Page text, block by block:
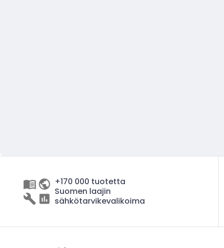
+170 000 tuotetta
Suomen laajin
sähkötarvikevalikoima